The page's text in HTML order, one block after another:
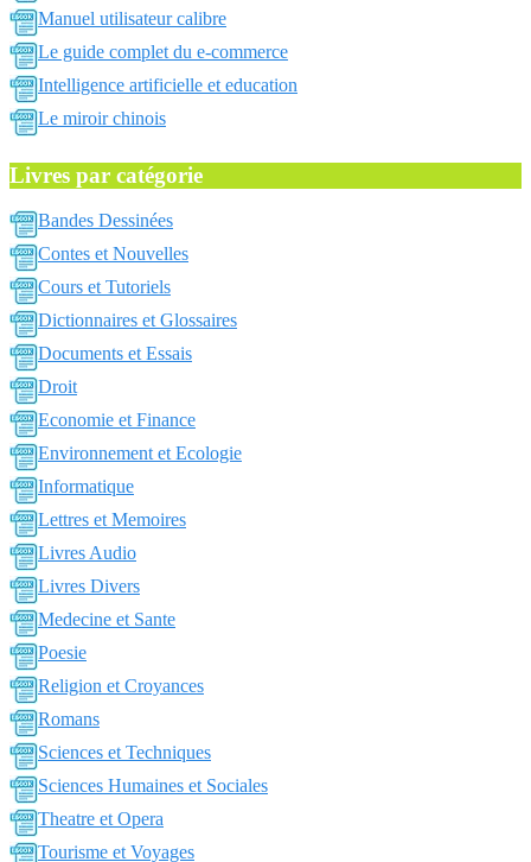
Manuel utilisateur calibre
Le guide complet du e-commerce
Intelligence artificielle et education
Le miroir chinois
Livres par catégorie
Bandes Dessinées
Contes et Nouvelles
Cours et Tutoriels
Dictionnaires et Glossaires
Documents et Essais
Droit
Economie et Finance
Environnement et Ecologie
Informatique
Lettres et Memoires
Livres Audio
Livres Divers
Medecine et Sante
Poesie
Religion et Croyances
Romans
Sciences et Techniques
Sciences Humaines et Sociales
Theatre et Opera
Tourisme et Voyages